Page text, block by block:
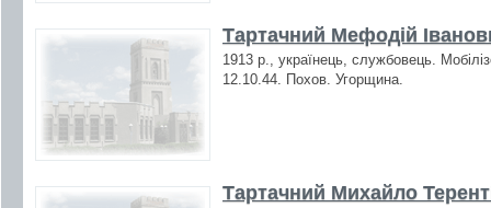
Тартачний Мефодій
1913 р., українець, службовець.
12.10.44. Похов. Угорщина.
Тартачний Михайло